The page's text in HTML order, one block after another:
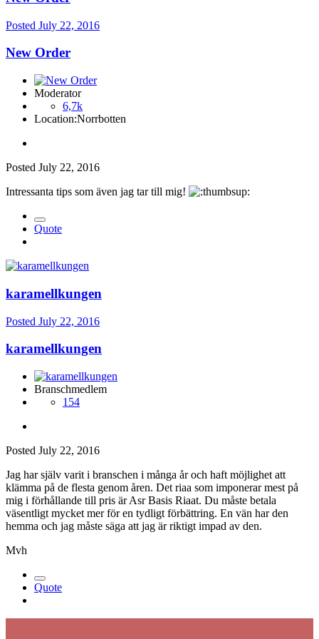
Posted July 22, 2016
New Order
Moderator
6,7k
Location:Norrbotten
Posted July 22, 2016
Intressanta tips som även jag tar till mig!
Quote
karamellkungen
Posted July 22, 2016
karamellkungen
Branschmedlem
154
Posted July 22, 2016
Jag har själv varit i branschen i många år och haft möjlighet att
klämma på de flesta genom åren. Det riaa som imponerar mest på
mig i förhållande till pris är Asr Basis Riaat. Du måste betala
väsentligt mycket mer för en tydligt förbättring. En vän har den
hemma och jag måste säga att jag är riktigt impad av den.
Mvh
Quote